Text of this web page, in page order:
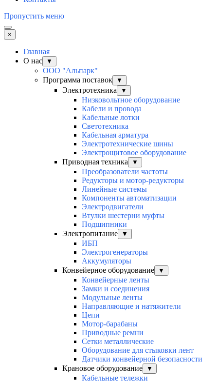
Пропустить меню
×
Главная
О нас
▼
ООО "Альпарк"
Программа поставок
▼
Электротехника ▼
Низковольтное оборудование
Кабели и провода
Кабельные лотки
Светотехника
Кабельная арматура
Электротехнические шины
Электрощитовое оборудование
Приводная техника
▼
Преобразователи частоты
Редукторы и мотор-редукторы
Линейные системы
Компоненты автоматизации
Электродвигатели
Втулки шестерни муфты
Подшипники
Электропитание
▼
ИБП
Электрогенераторы
Аккумуляторы
Конвейерное оборудование
▼
Конвейерные ленты
Замки и соединения
Модульные ленты
Направляющие и натяжители
Цепи
Мотор-барабаны
Приводные ремни
Сетки металлические
Оборудование для стыковки лент
Датчики конвейерной безопасности
Крановое оборудование
▼
Кабельные тележки